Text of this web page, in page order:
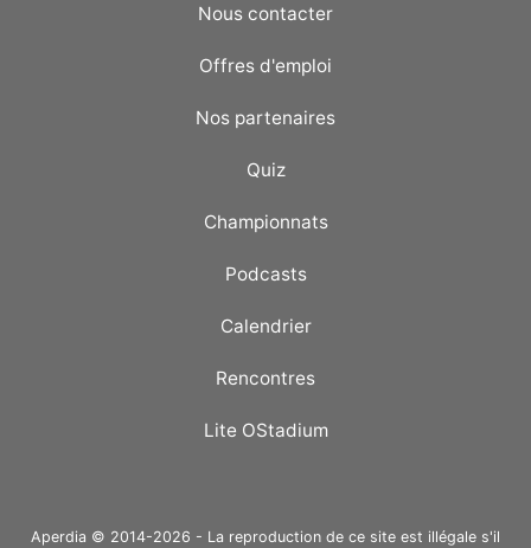
Nous contacter
Offres d'emploi
Nos partenaires
Quiz
Championnats
Podcasts
Calendrier
Rencontres
Lite OStadium
Aperdia © 2014-2026 - La reproduction de ce site est illégale s'il